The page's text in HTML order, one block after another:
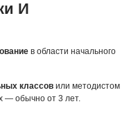
И
в области начального
классов или методистом
— обычно от 3 лет.